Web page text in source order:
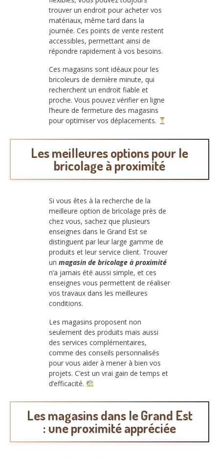
trouver un endroit pour acheter vos
matériaux, même tard dans la
journée. Ces points de vente restent
accessibles, permettant ainsi de
répondre rapidement à vos besoins.
Ces magasins sont idéaux pour les
bricoleurs de dernière minute, qui
recherchent un endroit fiable et
proche. Vous pouvez vérifier en ligne
l’heure de fermeture des magasins
pour optimiser vos déplacements.
Les meilleures options pour le
bricolage à proximité
Si vous êtes à la recherche de la
meilleure option de bricolage près de
chez vous, sachez que plusieurs
enseignes dans le Grand Est se
distinguent par leur large gamme de
produits et leur service client. Trouver
un magasin de bricolage à proximité
n’a jamais été aussi simple, et ces
enseignes vous permettent de réaliser
vos travaux dans les meilleures
conditions.
Les magasins proposent non
seulement des produits mais aussi
des services complémentaires,
comme des conseils personnalisés
pour vous aider à mener à bien vos
projets. C’est un vrai gain de temps et
d’efficacité.
Les magasins dans le Grand Est
: une proximité appréciée